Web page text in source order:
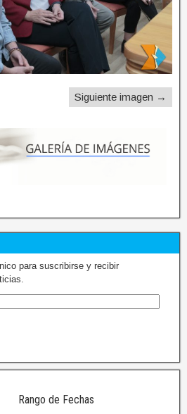
Siguiente imagen →
para suscribirse y recibir
Rango de Fechas